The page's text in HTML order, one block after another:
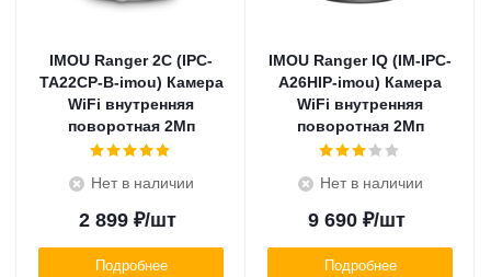
IMOU Ranger 2C (IPC-
TA22CP-B-imou) Камера
WiFi внутренняя
поворотная 2Мп
Нет в наличии
2 899₽/шт
Подробнее
IMOU Ranger IQ (IM-IPC-
A26HIP-imou) Камера
WiFi внутренняя
поворотная 2Мп
Нет в наличии
9 690₽/шт
Подробнее